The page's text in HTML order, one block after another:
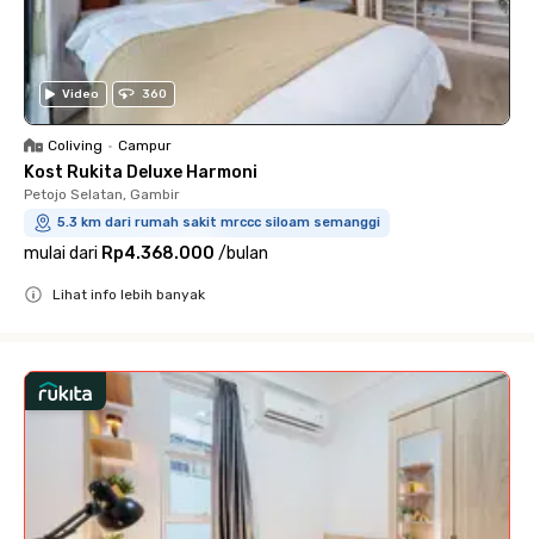
Video 360
Coliving • Campur
Kost Rukita Deluxe Harmoni
Petojo Selatan, Gambir
5.3 km dari rumah sakit mrccc siloam semanggi
mulai dari Rp4.368.000 /bulan
Lihat info lebih banyak